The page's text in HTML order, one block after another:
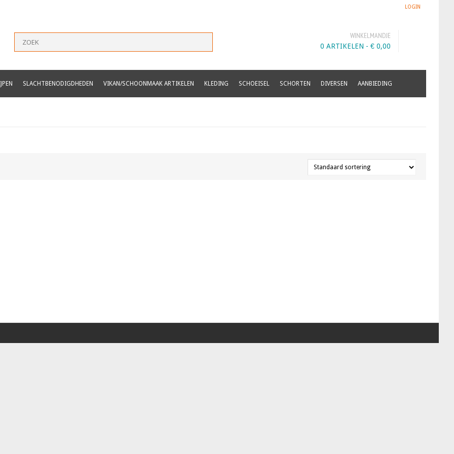
LOGIN
WINKELMANDJE
0 ARTIKELEN - €0,00
SLACHTBENODIGDHEDEN VIKAN/SCHOONMAAK ARTIKELEN KLEDING SCHOEISEL SCHORTEN DIVERSEN AANBIEDING